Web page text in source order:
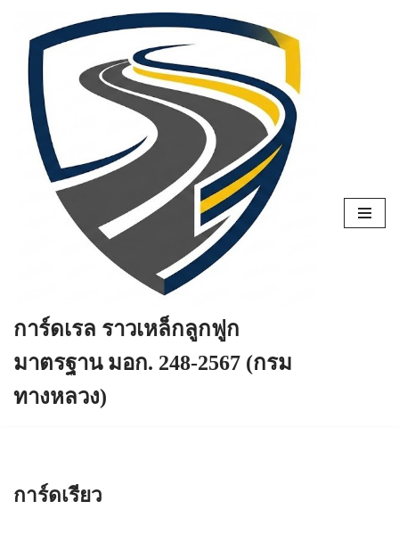
Skip
content
การ์ดเรล ราวเหล็กลูกฟูก
มาตรฐาน มอก. 248-2567 (กรม
ทางหลวง)
การ์ดเรียว